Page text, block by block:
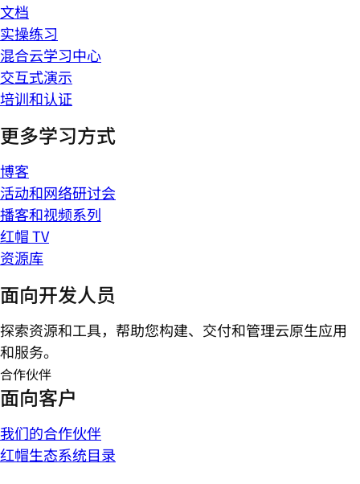
文档
实操练习
混合云学习中心
交互式演示
培训和认证
更多学习方式
博客
活动和网络研讨会
播客和视频系列
红帽 TV
资源库
面向开发人员
探索资源和工具，帮助您构建、交付和管理云原生应用
和服务。
合作伙伴
面向客户
我们的合作伙伴
红帽生态系统目录